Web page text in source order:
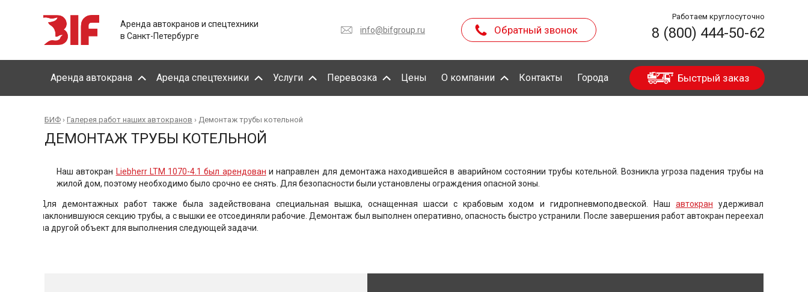
Аренда автокранов и спецтехники
в Санкт-Петербурге
info@bifgroup.ru Обратный звонок
Работаем круглосуточно
8 (800) 444-50-62
Аренда автокрана Аренда спецтехники Услуги Перевозка Цены О компании Контакты Города Быстрый заказ
БИФ › Галерея работ наших автокранов › Демонтаж трубы котельной
ДЕМОНТАЖ ТРУБЫ КОТЕЛЬНОЙ
Наш автокран Liebherr LTM 1070-4.1 был арендован и направлен для демонтажа находившейся в аварийном состоянии трубы котельной. Возникла угроза падения трубы на
жилой дом, поэтому необходимо было срочно ее снять. Для безопасности были установлены ограждения опасной зоны.
Для демонтажных работ также была задействована специальная вышка, оснащенная шасси с крабовым ходом и гидропневмоподвеской. Наш автокран удерживал
наклонившуюся секцию трубы, а с вышки ее отсоединяли рабочие. Демонтаж был выполнен оперативно, опасность быстро устранили. После завершения работ автокран переехал
на другой объект для выполнения следующей задачи.